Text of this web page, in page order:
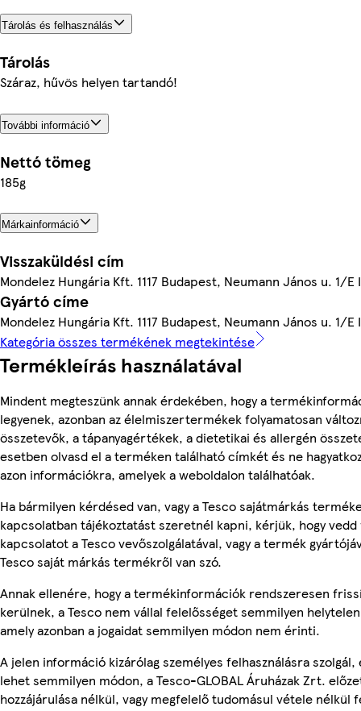
Tárolás és felhasználás
Tárolás
Száraz, hűvös helyen tartandó!
További információ
Nettó tömeg
185g
Márkainformáció
Visszaküldési cím
Mondelez Hungária Kft. 1117 Budapest, Neumann János u. 1/E
Gyártó címe
Mondelez Hungária Kft. 1117 Budapest, Neumann János u. 1/E
Kategória összes termékének megtekintése
Termékleírás használatával
Mindent megteszünk annak érdekében, hogy a
legyenek, azonban az élelmiszertermékek folyamatosan
összetevők, a tápanyagértékek, a dietetikai és allergén
esetben olvasd el a terméken található címkét és ne
azon információkra, amelyek a weboldalon találhatóak.
Ha bármilyen kérdésed van, vagy a Tesco sajátmárkás
kapcsolatban tájékoztatást szeretnél kapni, kérjük, hogy vedd
kapcsolatot a Tesco vevőszolgálatával, vagy a termék
Tesco saját márkás termékről van szó.
Annak ellenére, hogy a termékinformációk rendszeresen
kerülnek, a Tesco nem vállal felelősséget semmilyen
amely azonban a jogaidat semmilyen módon nem érinti.
A jelen információ kizárólag személyes felhasználásra szolgál,
lehet semmilyen módon, a Tesco-GLOBAL Áruházak Zrt.
hozzájárulása nélkül, vagy megfelelő tudomásul vétele nélkül